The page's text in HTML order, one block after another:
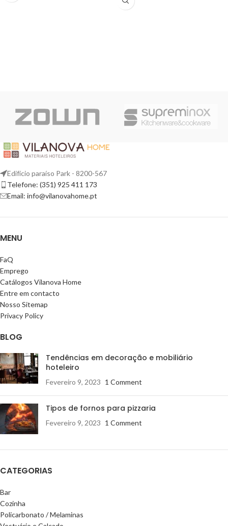
Edifício paraíso Park - 8200-567
Telefone: (351) 925 411 173
Email: info@vilanovahome.pt
MENU
FaQ
Emprego
Catálogos Vilanova Home
Entre em contacto
Nosso Sitemap
Privacy Policy
BLOG
Tendências em decoração e mobiliário
hoteleiro
Fevereiro 9, 2023 1 Comment
Tipos de fornos para pizzaria
Fevereiro 9, 2023 1 Comment
CATEGORIAS
Bar
Cozinha
Policarbonato / Melaminas